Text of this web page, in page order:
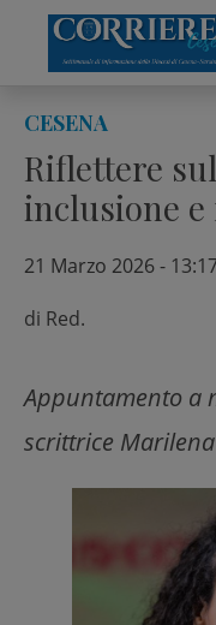
content
CESENA
Riflettere
inclusione e
21 Marzo 2026 -
di Red.
Appuntamento a
scrittrice